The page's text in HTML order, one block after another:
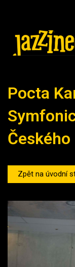
Pocta
Zpět na úvodní